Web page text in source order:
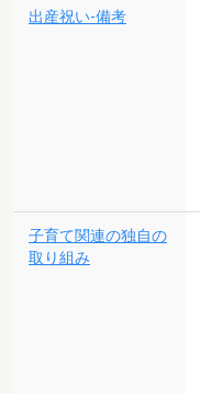
出産祝い-備考
子育て関連の独自の
取り組み